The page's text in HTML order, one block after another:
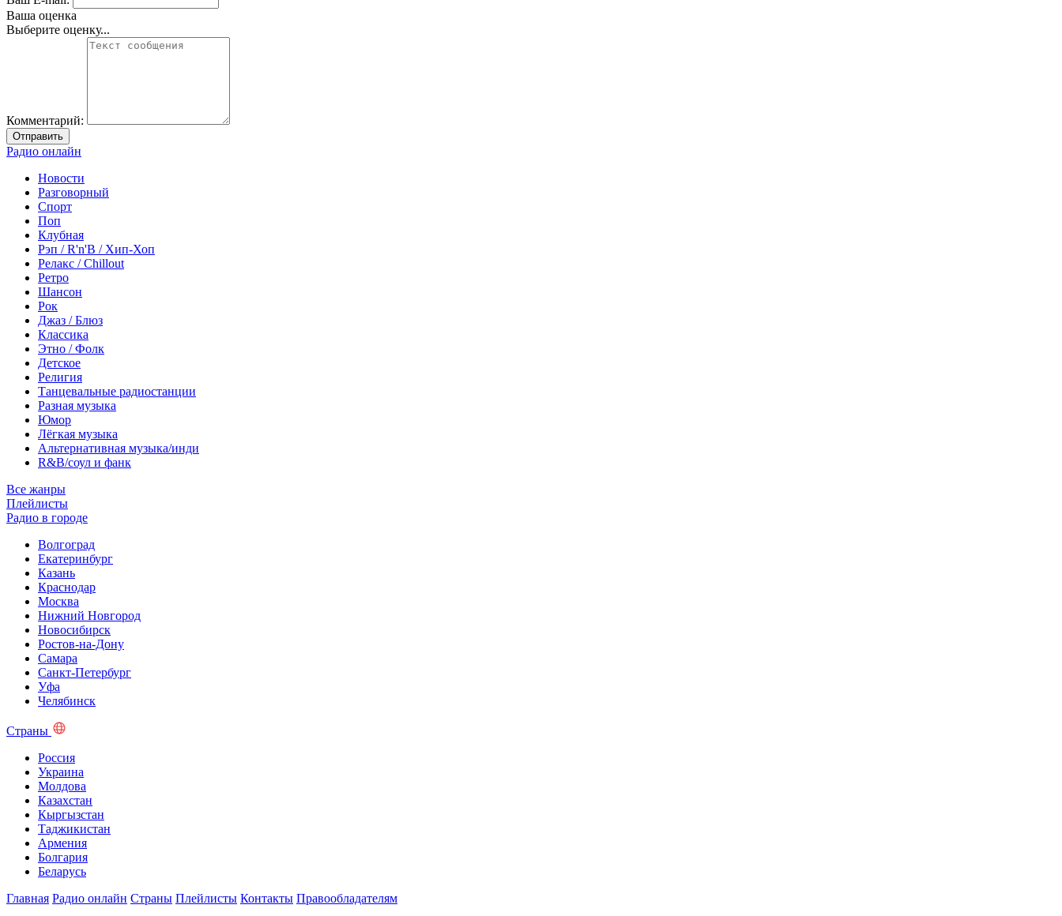
Ваша оценка
Выберите оценку...
Комментарий:
Отправить
Радио онлайн
Новости
Разговорный
Спорт
Поп
Клубная
Рэп / R'n'B / Хип-Хоп
Релакс / Chillout
Ретро
Шансон
Рок
Джаз / Блюз
Классика
Этно / Фолк
Детское
Религия
Танцевальные радиостанции
Разная музыка
Юмор
Лёгкая музыка
Альтернативная музыка/инди
R&B/cоул и фанк
Все жанры
Плейлисты
Радио в городе
Волгоград
Екатеринбург
Казань
Краснодар
Москва
Нижний Новгород
Новосибирск
Ростов-на-Дону
Самара
Санкт-Петербург
Уфа
Челябинск
Страны
Россия
Украина
Молдова
Казахстан
Кыргызстан
Таджикистан
Армения
Болгария
Беларусь
Главная Радио онлайн Страны Плейлисты Контакты Правообладателям